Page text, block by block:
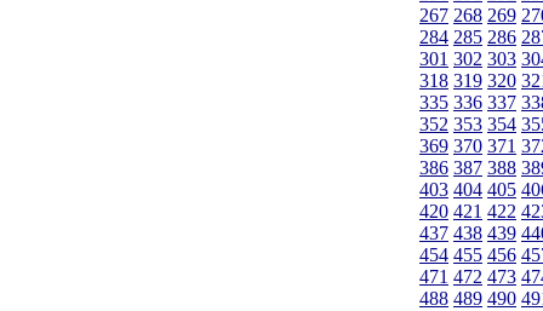
267 268 269
284 285 286
301 302 303
318 319 320
335 336 337
352 353 354
369 370 371
386 387 388
403 404 405
420 421 422
437 438 439
454 455 456
471 472 473
488 489 490